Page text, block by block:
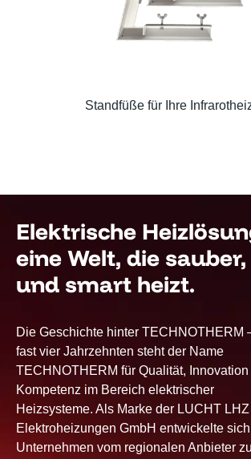
Standfüße für Ihre
Elektrische
eine Welt, die
und smart heizt.
Die Geschichte hinter TECHNOTHERM
fast vier Jahrzehnten steht der Name
TECHNOTHERM für Qualität, Innovation
Kompetenz im Bereich elektrischer
Heizsysteme. Als Marke der LUCHT LHZ
Elektroheizungen GmbH entwickelte
Unternehmen vom regionalen Anbieter